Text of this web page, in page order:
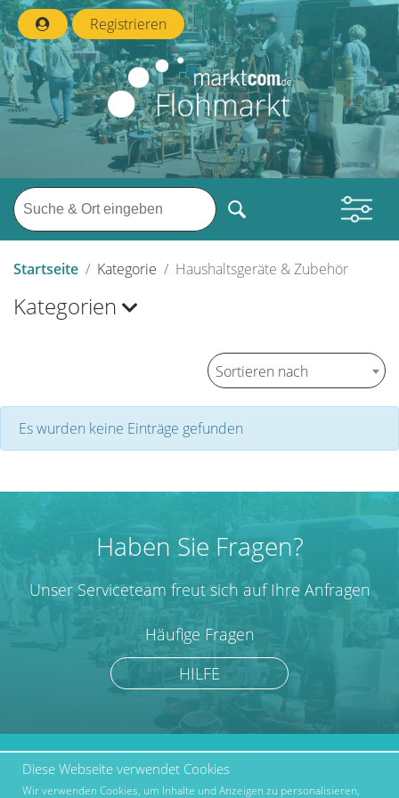
Registrieren
Startseite Kategorie Haushaltsgeräte & Zubehör
Kategorien
Sortieren nach
Es wurden keine Einträge gefunden
Haben Sie Fragen?
Unser Serviceteam freut sich auf Ihre Anfragen
Häufige Fragen
HILFE
marktcom.de Deutschland
GmbH © 2019
Werben bei Marktcom
Diese Webseite verwendet Cookies
Wir verwenden Cookies, um Inhalte und Anzeigen zu personalisieren,